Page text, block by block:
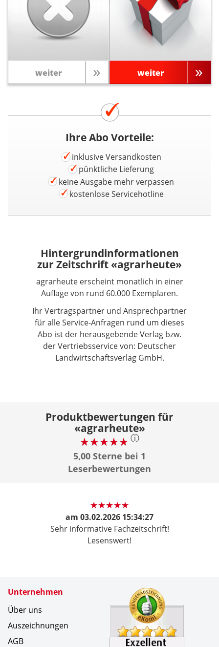
weiter weiter
Ihre Abo Vorteile:
inklusive Versandkosten
pünktliche Lieferung
keine Ausgabe mehr verpassen
kostenlose Servicehotline
Hintergrundinformationen
zur Zeitschrift «agrarheute»
agrarheute erscheint monatlich in einer
Auflage von rund 60.000 Exemplaren.
Ihr Vertragspartner und Ansprechpartner
für alle Service-Anfragen rund um dieses
Abo ist der herausgebende Verlag bzw.
der Vertriebsservice von: Deutscher
Landwirtschaftsverlag GmbH.
Produktbewertungen für
«agrarheute»
ⓘ
5,00 Sterne bei 1
Leserbewertungen
am 03.02.2026 15:34:27
Sehr informative Fachzeitschrift!
Lesenswert!
Unternehmen
Über uns
Auszeichnungen
AGB
Zertifikate